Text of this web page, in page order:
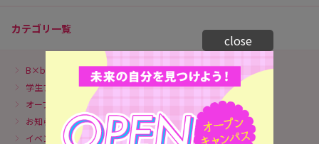
カテゴリ一覧
B×br配信
学生ブログ
オープンキャンパス
お知らせ
イベント情報
close